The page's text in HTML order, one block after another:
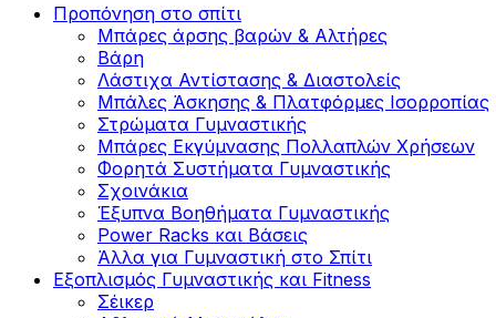
Προπόνηση στο σπίτι
Μπάρες άρσης βαρών & Αλτήρες
Βάρη
Λάστιχα Αντίστασης & Διαστολείς
Μπάλες Άσκησης & Πλατφόρμες Ισορροπίας
Στρώματα Γυμναστικής
Μπάρες Εκγύμνασης Πολλαπλών Χρήσεων
Φορητά Συστήματα Γυμναστικής
Σχοινάκια
Έξυπνα Βοηθήματα Γυμναστικής
Power Racks και Βάσεις
Άλλα για Γυμναστική στο Σπίτι
Εξοπλισμός Γυμναστικής και Fitness
Σέικερ